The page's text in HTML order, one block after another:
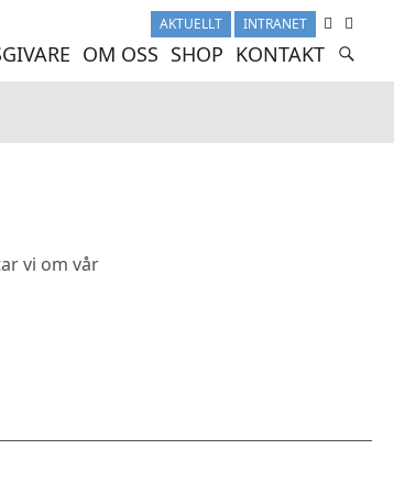
AKTUELLT INTRANET
OM OSS SHOP KONTAKT
vi om vår